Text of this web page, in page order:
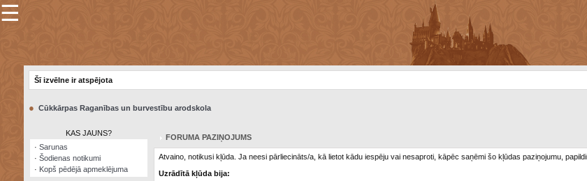
×
Šodienas
☰
Šī izvēlne ir atspējota
● Cūkkārpas Raganības un burvestību arodskola
KAS JAUNS?
· Sarunas
· Šodienas notikumi
· Kopš pēdējā apmeklējuma
FORUMA PAZIŅOJUMS
Atvaino, notikusi kļūda. Ja neesi pārliecināts/a, kā lietot kādu iespēju vai nesaproti, kāpēc saņēmi šo kļūdas paziņojumu,
Uzrādītā kļūda bija: